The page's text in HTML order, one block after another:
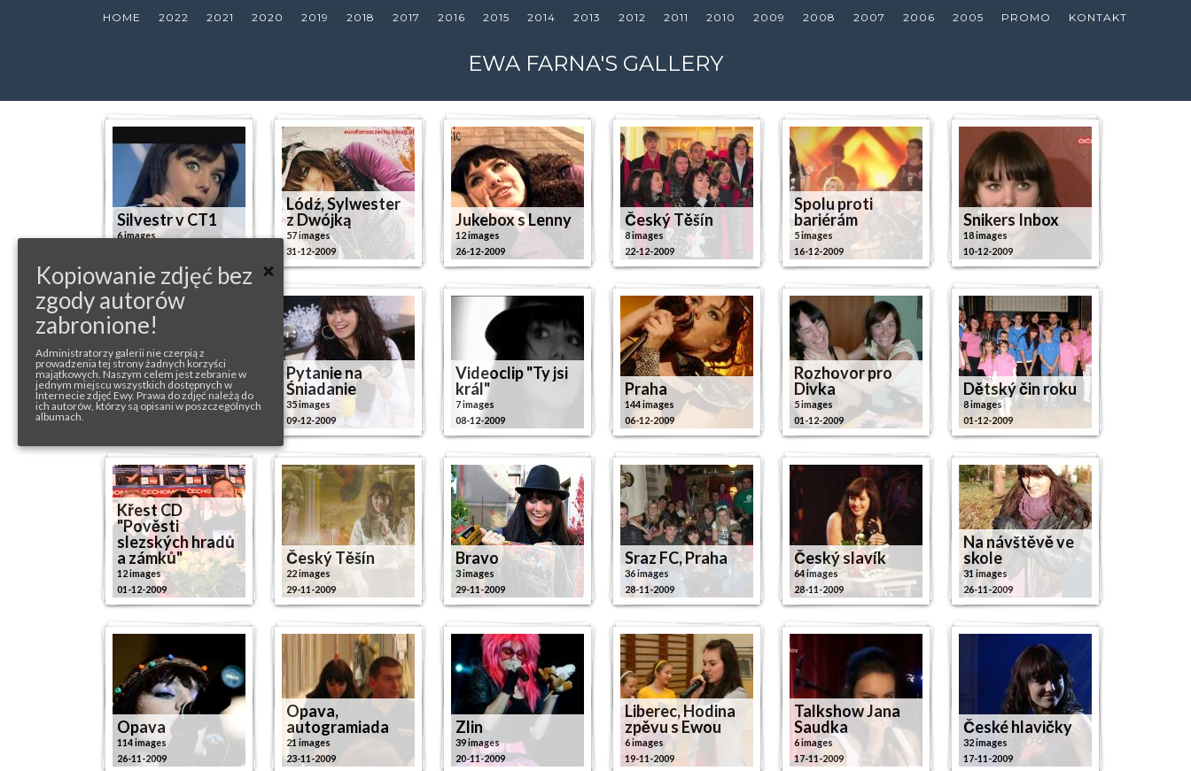
HOME 2022 2021 2020 2019 2018 2017 2016 2015 2014 2013 2012 2011 2010 2009 2008 2007 2006 2005 PROMO KONTAKT
EWA FARNA'S GALLERY
Silvestr v CT1
6 images
Lódź, Sylwester
z Dwójką
57 images
31-12-2009
Jukebox s Lenny
12 images
26-12-2009
Český Těšín
8 images
22-12-2009
Spolu proti
bariérám
5 images
16-12-2009
Snikers Inbox
18 images
10-12-2009
Wywiad w
CGM.pl
6 images
Pytanie na
Śniadanie
35 images
09-12-2009
Videoclip "Ty jsi
král"
7 images
08-12-2009
Praha
144 images
06-12-2009
Rozhovor pro
Divka
5 images
01-12-2009
Dětský čin roku
8 images
01-12-2009
Křest CD
"Pověsti
slezských hradů
a zámků"
12 images
01-12-2009
Český Těšín
22 images
29-11-2009
Bravo
3 images
29-11-2009
Sraz FC, Praha
36 images
28-11-2009
Český slavík
64 images
28-11-2009
Na návštěvě ve
skole
31 images
26-11-2009
Opava
114 images
26-11-2009
Opava,
autogramiada
21 images
23-11-2009
Zlin
39 images
20-11-2009
Liberec, Hodina
zpěvu s Ewou
6 images
19-11-2009
Talkshow Jana
Saudka
6 images
17-11-2009
České hlavičky
32 images
17-11-2009
Kopiowanie zdjęć bez
zgody autorów
zabronione!
Administratorzy galerii nie czerpią z
prowadzenia tej strony żadnych korzyści
majątkowych. Naszym celem jest zebranie w
jednym miejscu wszystkich dostępnych w
Internecie zdjęć Ewy. Prawa do zdjęć należą do
ich autorów, którzy są opisani w poszczególnych
albumach.